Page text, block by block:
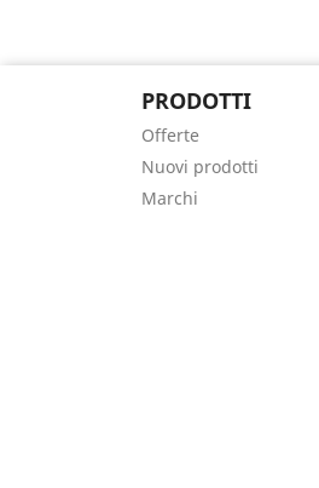
PRODOTTI
Offerte
Nuovi prodotti
Marchi